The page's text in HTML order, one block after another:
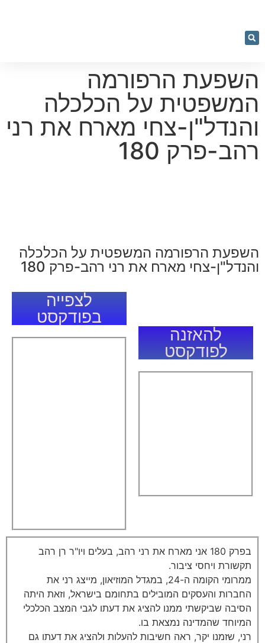
השפעת הרפורמה
המשפטית על הכלכלה
והנדל"ן-צחי מארח את רני
רהב-פרק 180
השפעת הרפורמה המשפטית על הכלכלה
והנדל"ן-צחי מארח את רני רהב-פרק 180
להאזנה
לפודקסט
לצפייה
בפודקסט
בפרק 180 אני מארח את רני רהב, בעלים ויו"ר רן רהב
תקשורת ויחסי ציבור.
ממרומי הקומה ה-24, במגדל המוזיאון, מייצג רני את
החברות והעסקים המובילים בתחומם בישראל, וזאת היתה
הסיבה שביקשתי ממנו להציג את דעתו לגבי המצב הכלכלי
המיוחד שהמדינה נמצאת בו.
רני, שזמנו יקר, ראה חשיבות להעלות ולהציג את דעתו גם